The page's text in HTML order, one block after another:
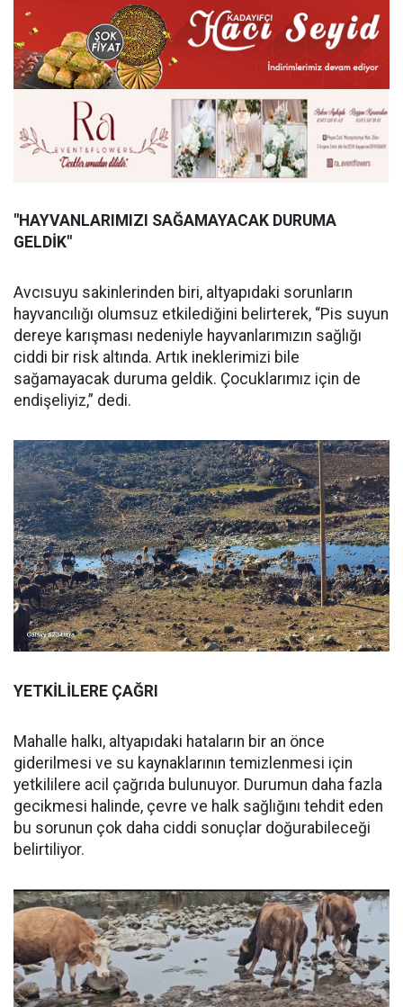
"HAYVANLARIMIZI SAĞAMAYACAK DURUMA
GELDİK"
Avcısuyu sakinlerinden biri, altyapıdaki sorunların
hayvancılığı olumsuz etkilediğini belirterek, “Pis suyun
dereye karışması nedeniyle hayvanlarımızın sağlığı
ciddi bir risk altında. Artık ineklerimizi bile
sağamayacak duruma geldik. Çocuklarımız için de
endişeliyiz,” dedi.
YETKİLİLERE ÇAĞRI
Mahalle halkı, altyapıdaki hataların bir an önce
giderilmesi ve su kaynaklarının temizlenmesi için
yetkililere acil çağrıda bulunuyor. Durumun daha fazla
gecikmesi halinde, çevre ve halk sağlığını tehdit eden
bu sorunun çok daha ciddi sonuçlar doğurabileceği
belirtiliyor.